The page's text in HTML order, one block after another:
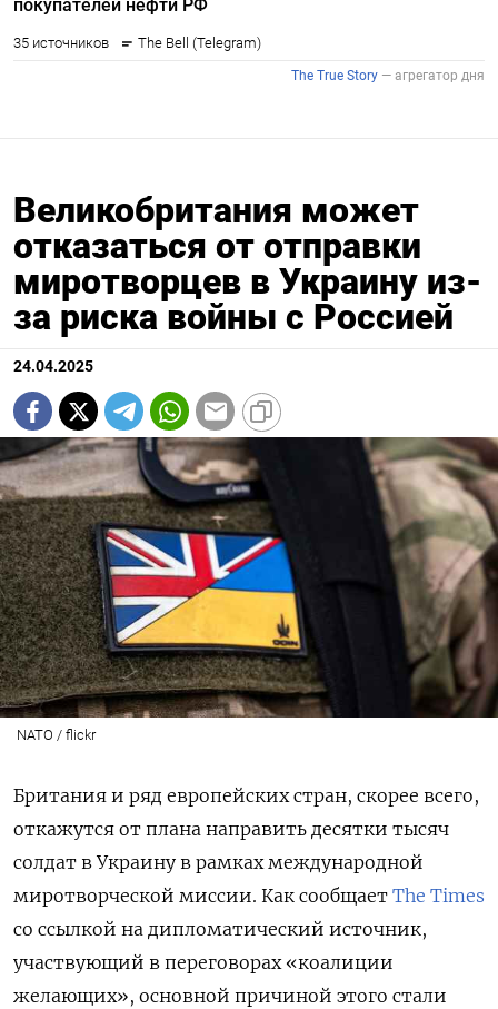
Великобритания может
отказаться от отправки
миротворцев в Украину из-
за риска войны с Россией
24.04.2025
NATO / flickr
Британия и ряд европейских стран, скорее всего,
откажутся от плана направить десятки тысяч
солдат в Украину в рамках международной
миротворческой миссии. Как сообщает The Times
со ссылкой на дипломатический источник,
участвующий в переговорах «коалиции
желающих», основной причиной этого стали